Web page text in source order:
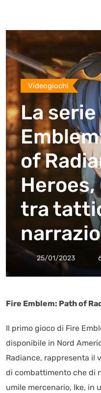
Videogiochi
La
of
tra
25/01/2023
Fire Emblem: Path of
Il primo gioco di Fire
disponibile in Nord
Radiance, rappresenta il
di combattimento che di
umile mercenario, Ike, in